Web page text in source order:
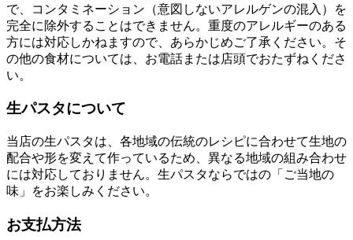
で、コンタミネーション（意図しないアレルゲンの混入）を
完全に除外することはできません。重度のアレルギーのある
方には対応しかねますので、あらかじめご了承ください。そ
の他の食材については、お電話または店頭でおたずねくださ
い。
生パスタについて
当店の生パスタは、各地域の伝統のレシピに合わせて生地の
配合や形を変えて作っているため、異なる地域の組み合わせ
には対応しておりません。生パスタならではの「ご当地の
味」をお楽しみください。
お支払方法